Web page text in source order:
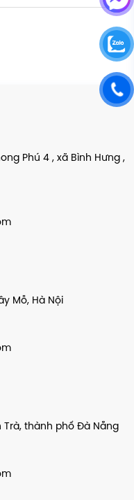
Phú 4 , xã Bình Hưng ,
Mỗ, Hà Nội
Trà, thành phố Đà Nẵng